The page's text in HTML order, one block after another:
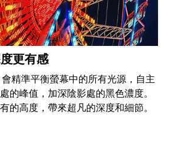
更有感
精準平衡螢幕中的所有光源，自主
的峰值，加深陰影處的黑色濃度。
的高度，帶來超凡的深度和細節。